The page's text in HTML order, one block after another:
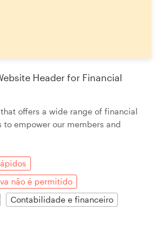
Header for Financial
offers a wide range of financial
to empower our members and
não é permitido
Contabilidade e financeiro